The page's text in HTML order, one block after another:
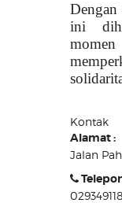
ini
Kontak
Alamat :
Jalan